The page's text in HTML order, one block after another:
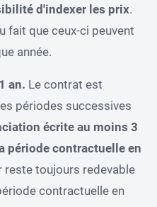
d'indexer les prix.
fait que ceux-ci peuvent
année.
an. Le contrat est
périodes successives
écrite au moins 3
période contractuelle en
reste toujours redevable
contractuelle en